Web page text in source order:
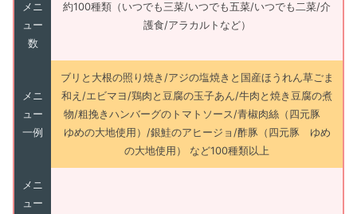
メニ
ュー
数
約100種類（いつでも三菜/いつでも五菜/いつでも二菜/介
護食/アラカルトなど）
メニ
ュー
一例
ブリと大根の照り焼き/アジの塩焼きと国産ほうれん草ごま
和え/エビマヨ/鶏肉と豆腐の玉子あん/牛肉と焼き豆腐の煮
物/粗挽きハンバーグのトマトソース/青椒肉絲（四元豚
ゆめの大地使用）/銀鮭のアヒージョ/酢豚（四元豚 ゆめ
の大地使用） など100種類以上
メニ
ュー